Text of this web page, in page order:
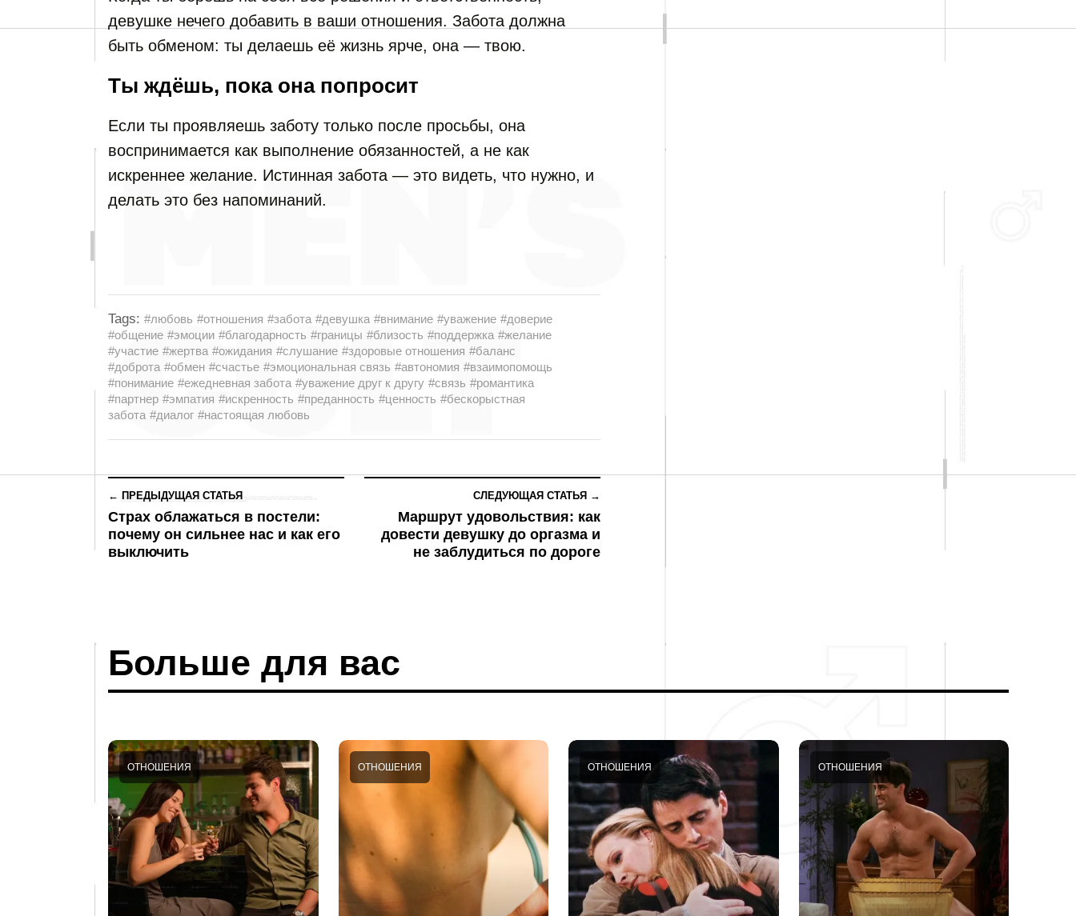
девушке нечего добавить в ваши отношения. Забота должна
быть обменом: ты делаешь её жизнь ярче, она — твою.
Ты ждёшь, пока она попросит
Если ты проявляешь заботу только после просьбы, она
воспринимается как выполнение обязанностей, а не как
искреннее желание. Истинная забота — это видеть, что нужно, и
делать это без напоминаний.
Tags: #любовь #отношения #забота #девушка #внимание #уважение #доверие
#общение #эмоции #благодарность #границы #близость #поддержка #желание
#участие #жертва #ожидания #слушание #здоровые отношения #баланс
#доброта #обмен #счастье #эмоциональная связь #автономия #взаимопомощь
#понимание #ежедневная забота #уважение друг к другу #связь #романтика
#партнер #эмпатия #искренность #преданность #ценность #бескорыстная
забота #диалог #настоящая любовь
← ПРЕДЫДУЩАЯ СТАТЬЯ
Страх облажаться в постели:
почему он сильнее нас и как его
выключить
СЛЕДУЮЩАЯ СТАТЬЯ →
Маршрут удовольствия: как
довести девушку до оргазма и
не заблудиться по дороге
Больше для вас
ОТНОШЕНИЯ ОТНОШЕНИЯ ОТНОШЕНИЯ ОТНОШЕНИЯ